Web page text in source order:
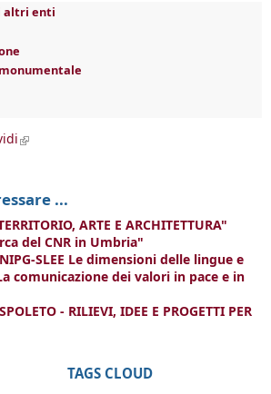
altri enti
(link is external)
...
ARTE E ARCHITETTURA"
del CNR in Umbria"
SLEE Le dimensioni delle lingue e
comunicazione dei valori in pace e in
- RILIEVI, IDEE E PROGETTI PER
TAGS CLOUD